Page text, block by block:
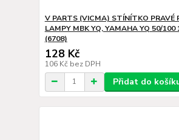
V PARTS (VICMA) STÍNÍTKO PRAVÉ
LAMPY MBK YQ, YAMAHA YQ 50/100
(6708)
128 Kč
106 Kč bez DPH
Přidat do